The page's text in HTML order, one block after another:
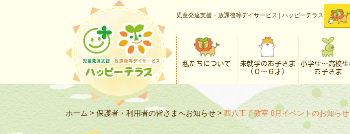
児童発達支援・放課後等デイサービス | ハッピーテラス
私たちについて
未就学のお子さま
（０〜６才）
小学生〜高校生
お子さま
ホーム > 保護者・利用者の皆さまへお知らせ > 西八王子教室 8月イベントのお知らせ